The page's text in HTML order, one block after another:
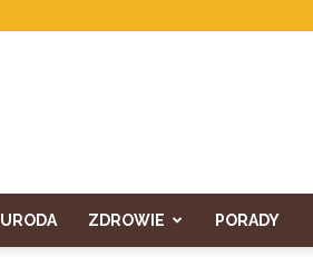
URODA ZDROWIE PORADY